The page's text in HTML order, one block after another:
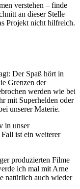
verstehen – finde
an dieser Stelle
Projekt nicht hilfreich.
Der Spaß hört in
Grenzen der
werden wie bei
mit Superhelden oder
unserer Materie.
in unser
ist ein weiterer
produzierten Filme
ich mal mit Arne
natürlich auch wieder